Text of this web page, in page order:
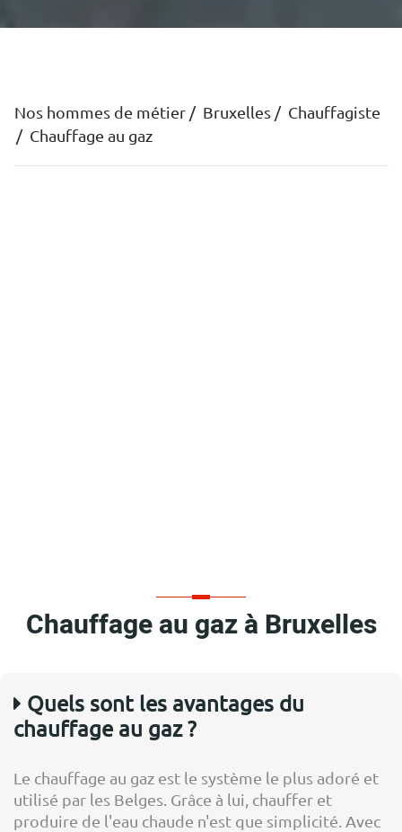
Nos hommes de métier Bruxelles
Chauffagiste
Chauffage au gaz
Chauffage au gaz à Bruxelles
Quels sont les avantages du
chauffage au gaz ?
Le chauffage au gaz est le système le plus adoré et
utilisé par les Belges. Grâce à lui, chauffer et
produire de l'eau chaude n'est que simplicité. Avec